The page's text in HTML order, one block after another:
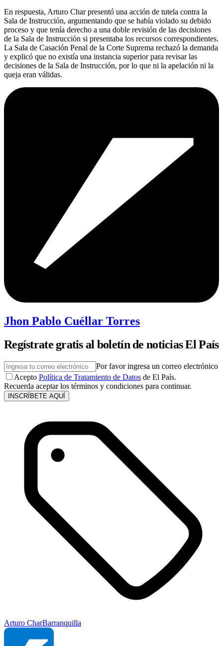
En respuesta, Arturo Char presentó una acción de tutela contra la
Sala de Instrucción, argumentando que se había violado su debido
proceso y que tenía derecho a una doble revisión de las decisiones
de la Sala de Instrucción si presentaba los recursos correspondientes.
La Sala de Casación Penal de la Corte Suprema rechazó la demanda
y explicó que no existía una instancia superior para revisar las
decisiones de la Sala de Instrucción, por lo que ni la apelación ni la
queja eran válidas.
Jhon Pablo Cuéllar Torres
Regístrate gratis al boletín de noticias El País
Por favor ingresa un correo electrónico
Acepto Política de Tratamiento de Datos de El País.
Recuerda aceptar los términos y condiciones para continuar.
INSCRÍBETE AQUÍ
Arturo CharBarranquilla